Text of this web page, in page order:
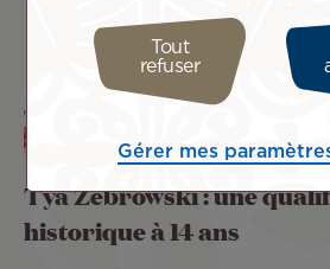
Tya Zebrowski : une
historique à 14 ans
Tout
refuser
Gérer mes